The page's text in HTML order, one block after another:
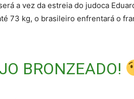
a vez da estreia do judoca
73 kg, o brasileiro enfrentará o
BRONZEADO!